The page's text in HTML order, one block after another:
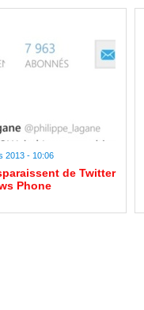
2013 - 10:06
de Twitter
Phone